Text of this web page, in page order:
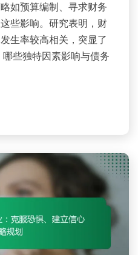
如预算编制、寻求财务
些影响。研究表明，财
生率较高相关，突显了
些独特因素影响与债务